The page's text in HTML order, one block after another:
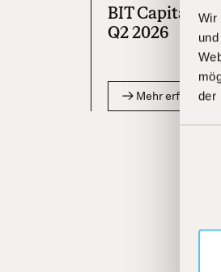
Wir
der
BIT Capital
Q2 2026
Mehr erfahren